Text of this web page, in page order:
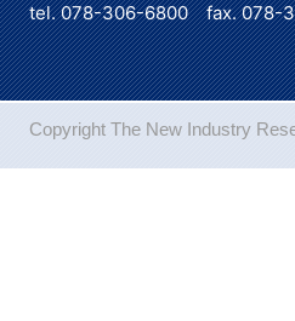
tel. 078-306-6800 fax. 078-
Copyright The New Industry